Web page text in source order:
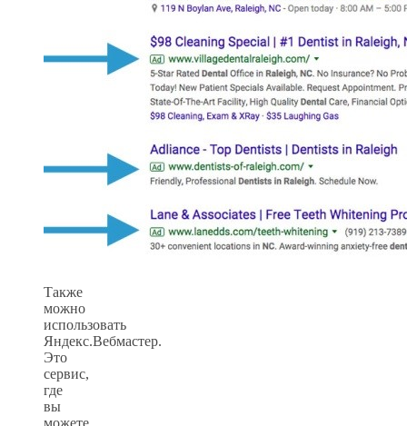
Также
можно
использовать
Яндекс.Вебмастер.
Это
сервис,
где
вы